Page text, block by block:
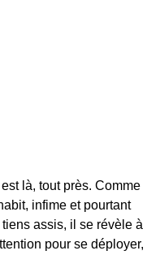
là, tout près. Comme
infime et pourtant
assis, il se révèle à
pour se déployer,